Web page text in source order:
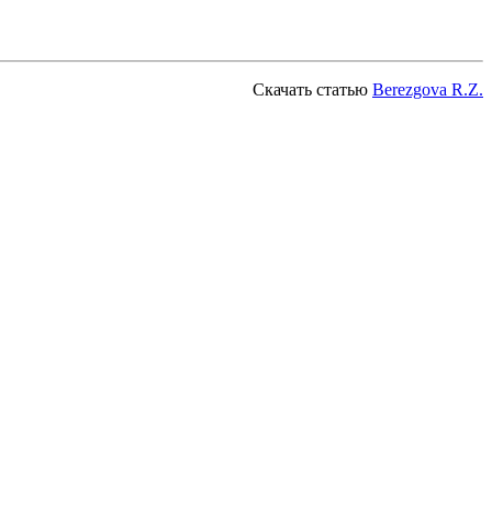
Скачать статью Berezgova R.Z.